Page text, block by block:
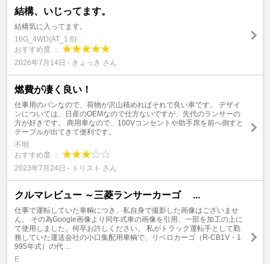
結構、いじってます。
結構気に入ってます。
16G_4WD(AT_1.6)
おすすめ度 ：
2026年7月14日 - きょっき さん
燃費が凄く良い！
仕事用のバンなので、荷物が沢山積めればそれで良い車です。 デザイ
ンについては、日産のOEMなので仕方ないですが、先代のランサーの
方が好きです。 商用車なので、100Vコンセントや助手席を前へ倒すと
テーブルが出てきて便利です。
不明
おすすめ度 ：
2023年7月24日 - トリスト さん
クルマレビュー ～三菱ランサーカーゴ ...
仕事で運転していた車輌につき、私自身で撮影した画像はございませ
ん。 その為Google画像より同年式車の画像を引用、一部を加工の上に
て使用しました。何卒お許しください。 私がトラック運転手として勤
務していた運送会社の小口集配用車輌で、リベロカーゴ（R-CB1V・1
995年式）の代 ...
E